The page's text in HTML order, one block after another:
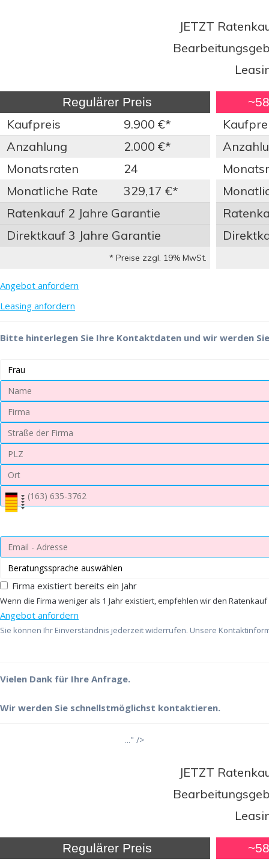
JETZT
Regulärer Preis
Kaufpreis
9.900 €*
Anzahlung
2.000 €*
Monatsraten
24
Monatliche Rate
329,17 €*
Ratenkauf 2 Jahre Garantie
Direktkauf 3 Jahre Garantie
* Preise zzgl. 19% MwSt.
Angebot anfordern
Leasing anfordern
Bitte hinterlegen Sie Ihre Kontaktdaten und wir werden
Firma existiert bereits ein Jahr
Wenn die Firma weniger als 1 Jahr existiert, empfehlen wir den Ratenkauf
Angebot anfordern
Sie können Ihr Einverständnis jederzeit widerrufen. Unsere
Vielen Dank für Ihre Anfrage.
Wir werden Sie schnellstmöglichst kontaktieren.
..." />
JETZT
Regulärer Preis